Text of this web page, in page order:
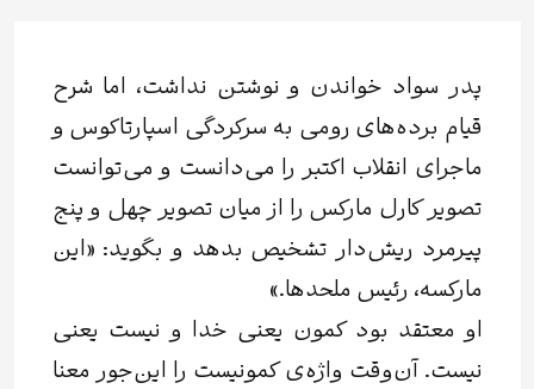
پدر سواد خواندن و نوشتن نداشت، اما شرح
قیام برده‌های رومی به سرکردگی اسپارتاکوس و
ماجرای انقلاب اکتبر را می‌دانست و می‌توانست
تصویر کارل مارکس را از میان تصویر چهل و پنج
پیرمرد ریش‌دار تشخیص بدهد و بگوید: «این
مارکسه، رئیس ملحدها.»
او معتقد بود کمون یعنی خدا و نیست یعنی
نیست. آن‌وقت واژه‌ی کمونیست را این‌جور معنا